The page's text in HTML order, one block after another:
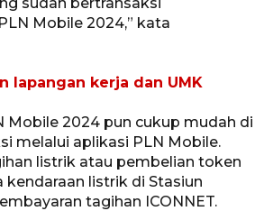
Mobile 2024,” kata
lapangan kerja dan UMK
Mobile 2024 pun cukup mudah di
melalui aplikasi PLN Mobile.
listrik atau pembelian token
listrik di Stasiun
tagihan ICONNET.